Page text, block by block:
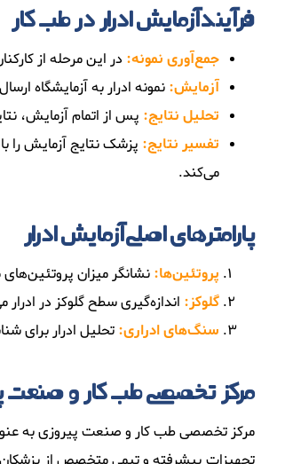
فرآیند آزمایش ادرار در طب کار
جمع‌آوری نمونه: در این مرحله از
آزمایش: نمونه ادرار به آزمایشگاه
تحلیل نتایج: پس از اتمام آزمایش،
تفسیر نتایج: پزشک نتایج آزمایش را
می‌کند.
پارامترهای اصلی آزمایش ادرار
پروتئین‌ها: نشانگر میزان
گلوکز: اندازه‌گیری سطح گلوکز در
سنگ‌های ادراری: تحلیل ادرار برای
مرکز تخصصی طب کار و صنعت
مرکز تخصصی طب کار و صنعت پیروزی به